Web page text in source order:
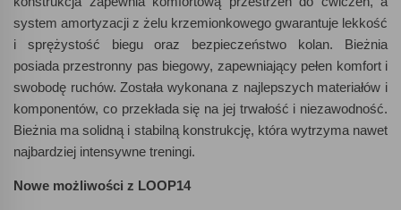
system amortyzacji z żelu krzemionkowego gwarantuje lekkość
i sprężystość biegu oraz bezpieczeństwo kolan. Bieżnia
posiada przestronny pas biegowy, zapewniający pełen komfort i
swobodę ruchów. Została wykonana z najlepszych materiałów i
komponentów, co przekłada się na jej trwałość i niezawodność.
Bieżnia ma solidną i stabilną konstrukcję, która wytrzyma nawet
najbardziej intensywne treningi.
Nowe możliwości z LOOP14